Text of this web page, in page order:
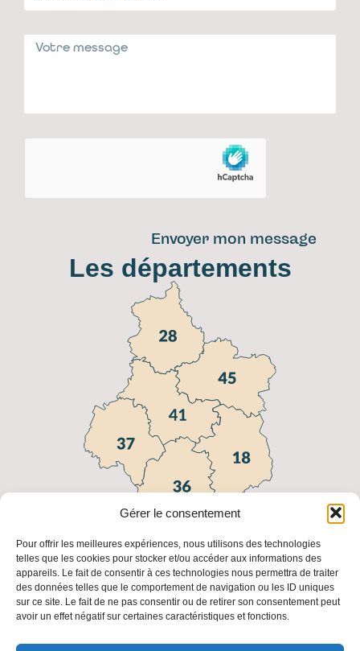
Gérer le consentement
Pour offrir les meilleures expériences, nous utilisons des technologies
telles que les cookies pour stocker et/ou accéder aux informations des
appareils. Le fait de consentir à ces technologies nous permettra de traiter
des données telles que le comportement de navigation ou les ID uniques
sur ce site. Le fait de ne pas consentir ou de retirer son consentement peut
avoir un effet négatif sur certaines caractéristiques et fonctions.
Envoyer mon message
Les départements
Liens utiles
FAQ Fédération
Régionale
Fédération
Nationale
Les
adresses